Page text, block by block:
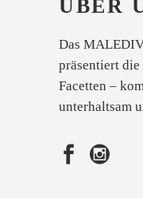
ÜBER
Das
präsentiert
Facetten –
unterhaltsam